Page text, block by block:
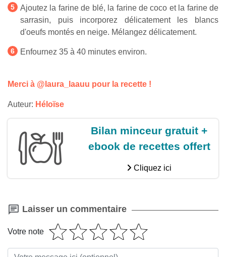
Ajoutez la farine de blé, la farine de coco et la farine de
sarrasin, puis incorporez délicatement les blancs
d'oeufs montés en neige. Mélangez délicatement.
Enfournez 35 à 40 minutes environ.
Merci à @laura_laauu pour la recette !
Auteur: Héloïse
Bilan minceur gratuit +
ebook de recettes offert
Cliquez ici
Laisser un commentaire
Votre note